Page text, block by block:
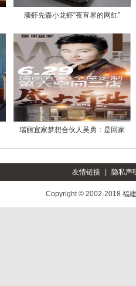
顽虾先森小龙虾“夜宵界的网红”
瑞丽宜家梦想合伙人吴勇：是回家
友情链接 隐私声
Copyright © 2002-2018福